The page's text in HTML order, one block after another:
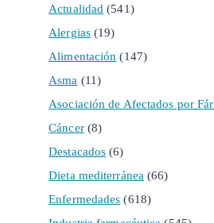
Actualidad (541)
Alergias(19)
Alimentación (147)
Asma (11)
Asociación de Afectados por
Cáncer(8)
Destacados (6)
Dieta mediterránea (66)
Enfermedades (618)